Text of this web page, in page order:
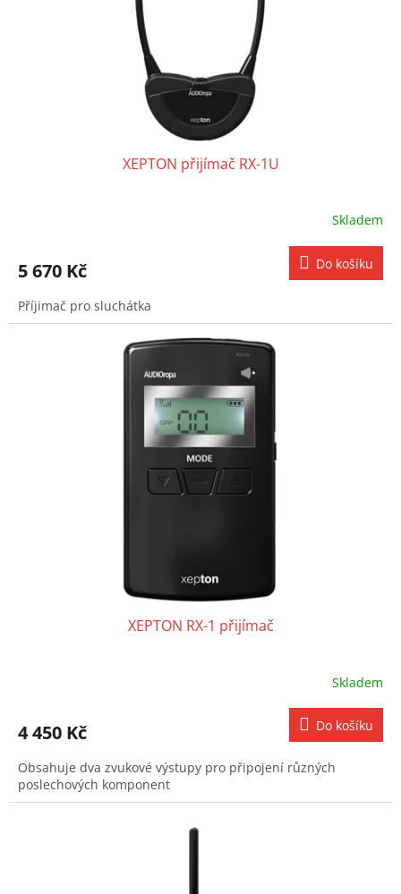
XEPTON přijímač RX-1U
Skladem
5 670 Kč Do košíku
Příjimač pro sluchátka
XEPTON RX-1 přijímač
Skladem
4 450 Kč Do košíku
Obsahuje dva zvukové výstupy pro připojení různých
poslechových komponent